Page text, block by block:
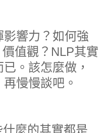
響力？如何強
值觀？NLP其實
。該怎麼做，
慢慢談吧。
麼的其實都是